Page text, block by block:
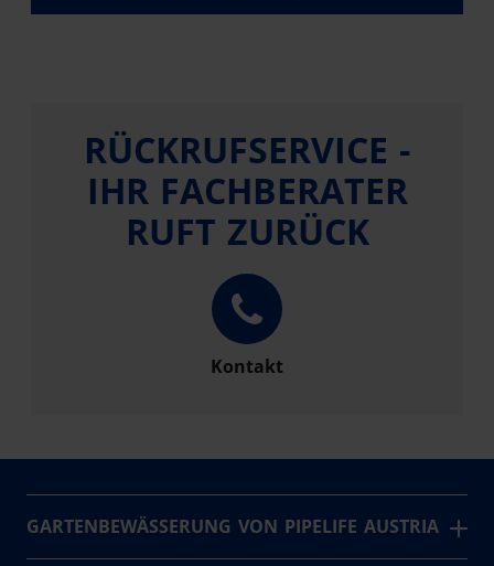
RÜCKRUFSERVICE -
IHR FACHBERATER
RUFT ZURÜCK
Kontakt
GARTENBEWÄSSERUNG VON PIPELIFE AUSTRIA
Gartenbewässerungsanlage planen &